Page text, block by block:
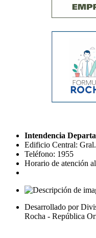
Intendencia
Edificio Central:
Teléfono: 1955
Horario de atención
Desarrollado por
Rocha - República